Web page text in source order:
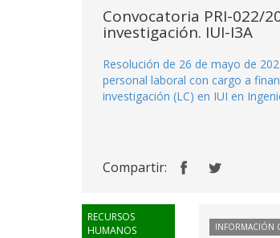
Convocatoria PRI-022/
investigación. IUI-I3A
Resolución de 26 de mayo de
personal laboral con cargo a
investigación (LC) en IUI en
Compartir:
RECURSOS
HUMANOS
INFORMACIÓN